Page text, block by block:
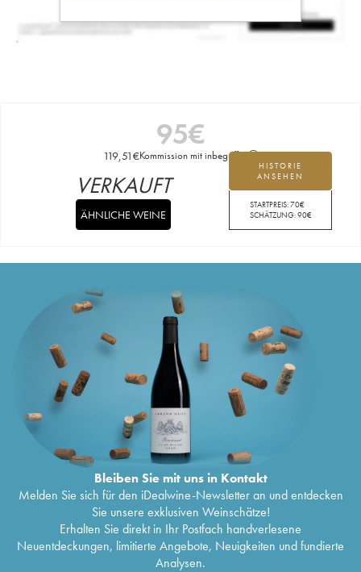
95€
119,51€Kommission mit inbegriffen
HISTORIE
ANSEHEN
STARTPREIS:70€
SCHÄTZUNG:90€
VERKAUFT
ÄHNLICHE WEINE
Bleiben Sie mit uns in Kontakt
Melden Sie sich für den iDealwine-Newsletter an und entdecken
Sie unsere exklusiven Weinschätze!
Erhalten Sie direkt in Ihr Postfach handverlesene
Neuentdeckungen, limitierte Angebote, Neuigkeiten und fundierte
Analysen.